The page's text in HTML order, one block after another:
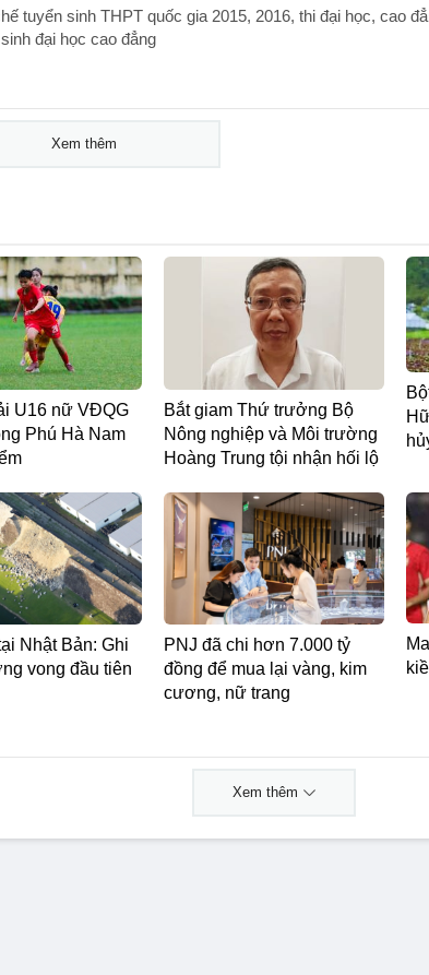
tuyển sinh THPT quốc gia 2015, 2016, thi đại học, cao
đại học cao đẳng
Xem thêm
U16 nữ VĐQG
Phú Hà Nam
Bắt giam Thứ trưởng Bộ
Nông nghiệp và Môi trường
Hoàng Trung tội nhận hối lộ
Nhật Bản: Ghi
vong đầu tiên
PNJ đã chi hơn 7.000 tỷ
đồng để mua lại vàng, kim
cương, nữ trang
Xem thêm